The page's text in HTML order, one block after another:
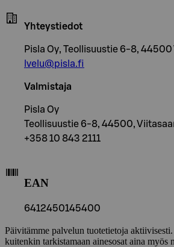
Yhteystiedot
Pisla Oy, Teollisuustie 6-8,
lvelu@pisla.fi
Valmistaja
Pisla Oy
Teollisuustie 6-8, 44500,
+358 10 843 2111
EAN
6412450145400
Päivitämme palvelun tuotetietoja
kuitenkin tarkistamaan ainesosat aina myös